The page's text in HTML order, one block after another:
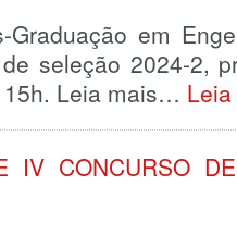
Graduação em
seleção 2024-2,
Leia mais…
IV CONCURSO